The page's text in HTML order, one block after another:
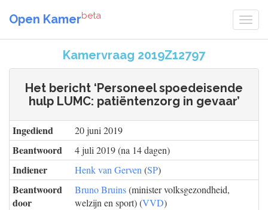
Open Kamerbeta
Kamervraag 2019Z12797
Het bericht ‘Personeel spoedeisende
hulp LUMC: patiëntenzorg in gevaar’
Ingediend 20 juni 2019
Beantwoord 4 juli 2019 (na 14 dagen)
Indiener Henk van Gerven (SP)
Beantwoord
door
Bruno Bruins(minister volksgezondheid,
welzijn en sport) (VVD)